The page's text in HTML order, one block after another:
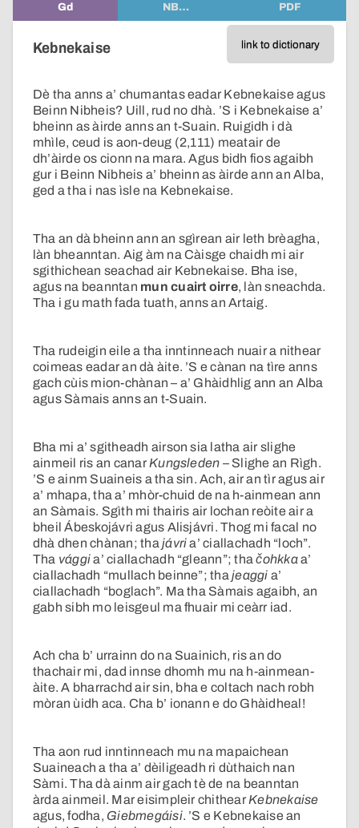
Gd NB… PDF
link to dictionary
Kebnekaise
Dè tha anns a’ chumantas eadar Kebnekaise agus
Beinn Nibheis? Uill, rud no dhà. ’S i Kebnekaise a’
bheinn as àirde anns an t-Suain. Ruigidh i dà
mhìle, ceud is aon-deug (2,111) meatair de
dh’àirde os cionn na mara. Agus bidh fios agaibh
gur i Beinn Nibheis a’ bheinn as àirde ann an Alba,
ged a tha i nas ìsle na Kebnekaise.
Tha an dà bheinn ann an sgìrean air leth brèagha,
làn bheanntan. Aig àm na Càisge chaidh mi air
sgithichean seachad air Kebnekaise. Bha ise,
agus na beanntan mun cuairt oirre, làn sneachda.
Tha i gu math fada tuath, anns an Artaig.
Tha rudeigin eile a tha inntinneach nuair a nithear
coimeas eadar an dà àite. ’S e cànan na tìre anns
gach cùis mion-chànan – a’ Ghàidhlig ann an Alba
agus Sàmais anns an t-Suain.
Bha mi a’ sgitheadh airson sia latha air slighe
ainmeil ris an canarKungsleden – Slighe an Rìgh.
’S e ainm Suaineis a tha sin. Ach, air an tìr agus air
a’ mhapa, tha a’ mhòr-chuid de na h-ainmean ann
an Sàmais. Sgìth mi thairis air lochan reòite air a
bheil Ábeskojávri agus Alisjávri. Thog mi facal no
dhà dhen chànan; thajávria’ ciallachadh “loch”.
Tha vággia’ ciallachadh “gleann”; thačohkkaa’
ciallachadh “mullach beinne”; thajeaggi a’
ciallachadh “boglach”. Ma tha Sàmais agaibh, an
gabh sibh mo leisgeul ma fhuair mi ceàrr iad.
Ach cha b’ urrainn do na Suainich, ris an do
thachair mi, dad innse dhomh mu na h-ainmean-
àite. A bharrachd air sin, bha e coltach nach robh
mòran ùidh aca. Cha b’ ionann e do Ghàidheal!
Tha aon rud inntinneach mu na mapaichean
Suaineach a tha a’ dèiligeadh ri dùthaich nan
Sàmi. Tha dà ainm air gach tè de na beanntan
àrda ainmeil. Mar eisimpleir chithearKebnekaise
agus, fodha, Giebmegáisi. ’S e Kebnekaise an